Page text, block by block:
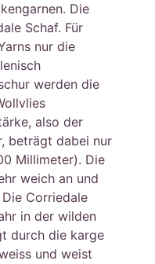
Die
Schaf. Für
nur die
werden die
also der
beträgt dabei nur
Millimeter). Die
weich an und
Corriedale
in der wilden
durch die karge
und weist